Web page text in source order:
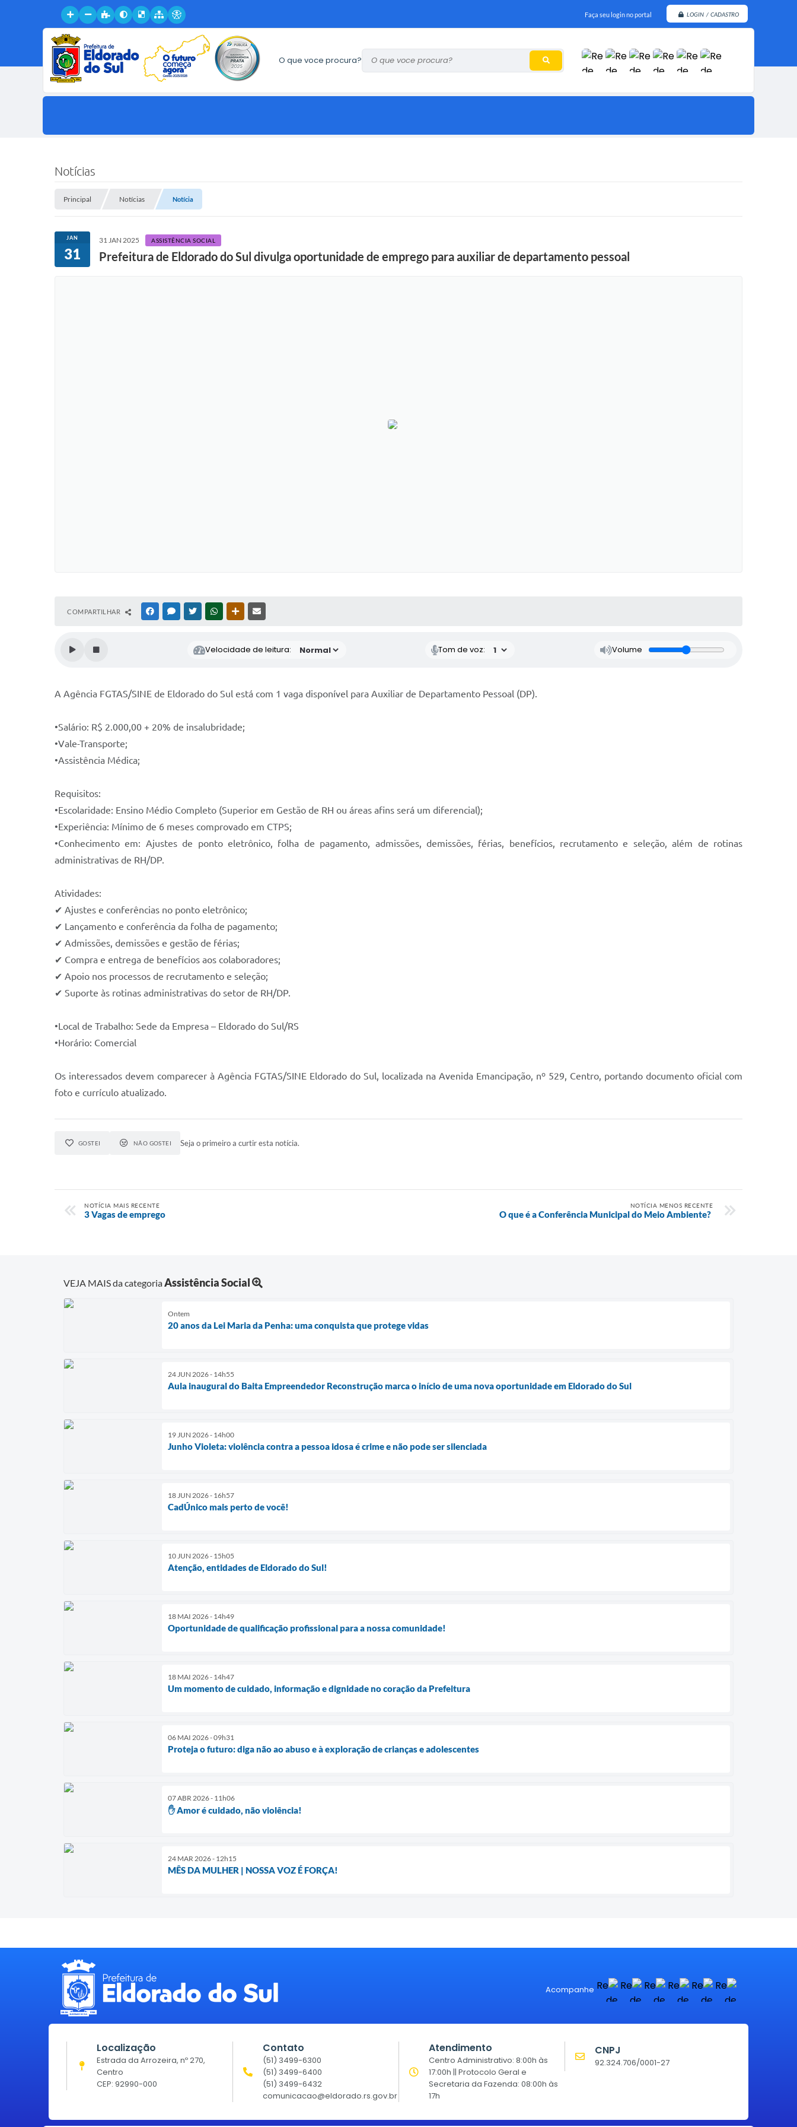
Faça seu login no portal LOGIN / CADASTRO
O que voce procura?
Notícias
Principal Notícias Notícia
JAN
31
31 JAN 2025 ASSISTÊNCIA SOCIAL
Prefeitura de Eldorado do Sul divulga oportunidade de emprego para auxiliar de departamento pessoal
COMPARTILHAR FACEBOOKMESSENGER
TWITTERWHATSAPPOUTRAS MÍDIAS
Velocidade de leitura: Tom de voz: Volume
A Agência FGTAS/SINE de Eldorado do Sul está com 1 vaga disponível para Auxiliar de Departamento Pessoal (DP).
•Salário: R$ 2.000,00 + 20% de insalubridade;
•Vale-Transporte;
•Assistência Médica;
Requisitos:
•Escolaridade: Ensino Médio Completo (Superior em Gestão de RH ou áreas afins será um diferencial);
•Experiência: Mínimo de 6 meses comprovado em CTPS;
•Conhecimento em: Ajustes de ponto eletrônico, folha de pagamento, admissões, demissões, férias, benefícios, recrutamento e seleção, além de rotinas
administrativas de RH/DP.
Atividades:
✔ Ajustes e conferências no ponto eletrônico;
✔ Lançamento e conferência da folha de pagamento;
✔ Admissões, demissões e gestão de férias;
✔ Compra e entrega de benefícios aos colaboradores;
✔ Apoio nos processos de recrutamento e seleção;
✔ Suporte às rotinas administrativas do setor de RH/DP.
•Local de Trabalho: Sede da Empresa – Eldorado do Sul/RS
•Horário: Comercial
Os interessados devem comparecer à Agência FGTAS/SINE Eldorado do Sul, localizada na Avenida Emancipação, nº 529, Centro, portando documento oficial com
foto e currículo atualizado.
GOSTEI NÃO GOSTEI Seja o primeiro a curtir esta notícia.
NOTÍCIA MAIS RECENTE
3 Vagas de emprego
NOTÍCIA MENOS RECENTE
O que é a Conferência Municipal do Meio Ambiente?
VEJA MAIS da categoriaAssistência Social
Ontem
20 anos da Lei Maria da Penha: uma conquista que protege vidas
24 JUN 2026 - 14h55
Aula inaugural do Baita Empreendedor Reconstrução marca o início de uma nova oportunidade em Eldorado do Sul
19 JUN 2026 - 14h00
Junho Violeta: violência contra a pessoa idosa é crime e não pode ser silenciada
18 JUN 2026 - 16h57
CadÚnico mais perto de você!
10 JUN 2026 - 15h05
Atenção, entidades de Eldorado do Sul!
18 MAI 2026 - 14h49
Oportunidade de qualificação profissional para a nossa comunidade!
18 MAI 2026 - 14h47
Um momento de cuidado, informação e dignidade no coração da Prefeitura
06 MAI 2026 - 09h31
Proteja o futuro: diga não ao abuso e à exploração de crianças e adolescentes
07 ABR 2026 - 11h06
✋ Amor é cuidado, não violência!
24 MAR 2026 - 12h15
MÊS DA MULHER | NOSSA VOZ É FORÇA!
Acompanhe
Localização
Estrada da Arrozeira, nº 270,
Centro
CEP: 92990-000
Contato
(51) 3499-6300
(51) 3499-6400
(51) 3499-6432
comunicacao@eldorado.rs.gov.br
Atendimento
Centro Administrativo: 8:00h às
17:00h || Protocolo Geral e
Secretaria da Fazenda: 08:00h às
17h
CNPJ
92.324.706/0001-27